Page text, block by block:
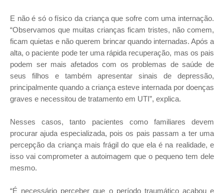
E não é só o físico da criança que sofre com uma internação.
“Observamos que muitas crianças ficam tristes, não comem,
ficam quietas e não querem brincar quando internadas. Após a
alta, o paciente pode ter uma rápida recuperação, mas os pais
podem ser mais afetados com os problemas de saúde de
seus filhos e também apresentar sinais de depressão,
principalmente quando a criança esteve internada por doenças
graves e necessitou de tratamento em UTI”, explica.
Nesses casos, tanto pacientes como familiares devem
procurar ajuda especializada, pois os pais passam a ter uma
percepção da criança mais frágil do que ela é na realidade, e
isso vai comprometer a autoimagem que o pequeno tem dele
mesmo.
“É necessário perceber que o período traumático acabou e